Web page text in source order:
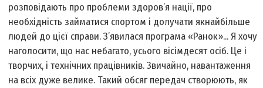
розповідають про проблеми здоров’я нації, про
необхідність займатися спортом і долучати якнайбільше
людей до цієї справи. З’явилася програма «Ранок»... Я хочу
наголосити, що нас небагато, усього вісімдесят осіб. Це і
творчих, і технічних працівників. Звичайно, навантаження
на всіх дуже велике. Такий обсяг передач створюють, як